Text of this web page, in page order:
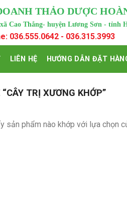
THẢO DƯỢC
Cao Thắng- huyện Lương Sơn - tỉnh
036.555.0642 - 036.315.3993
LIÊN HỆ HƯỚNG DẪN ĐẶT
TRỊ XƯƠNG KHỚP”
sản phẩm nào khớp với lựa chọn